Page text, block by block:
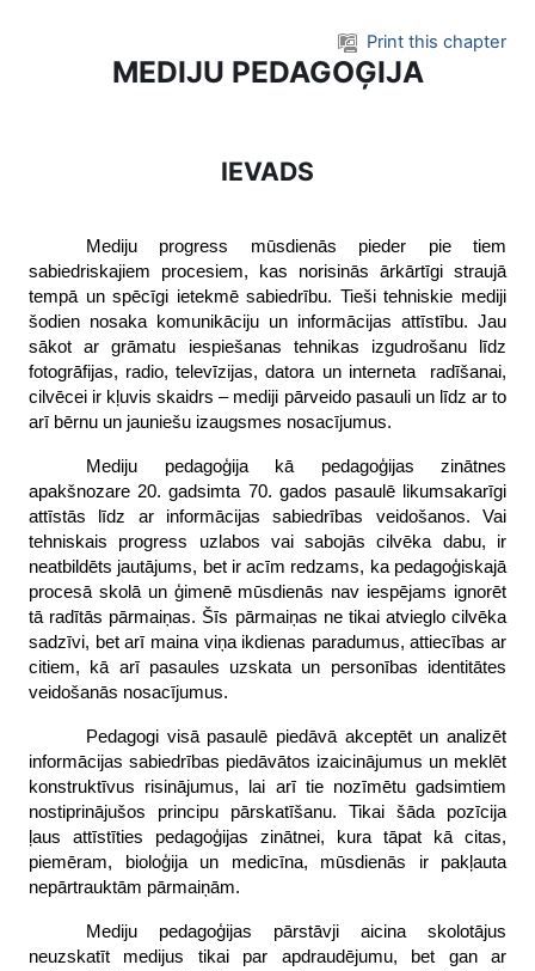
Print this chapter
MEDIJU PEDAGOĢIJA
IEVADS
Mediju progress mūsdienās pieder pie tiem
sabiedriskajiem procesiem, kas norisinās ārkārtīgi straujā
tempā un spēcīgi ietekmē sabiedrību. Tieši tehniskie mediji
šodien nosaka komunikāciju un informācijas attīstību. Jau
sākot ar grāmatu iespiešanas tehnikas izgudrošanu līdz
fotogrāfijas, radio, televīzijas, datora un interneta
radīšanai,
cilvēcei ir kļuvis skaidrs – mediji pārveido pasauli un līdz ar to
arī bērnu un jauniešu izaugsmes nosacījumus.
Mediju pedagoģija kā pedagoģijas zinātnes
apakšnozare 20. gadsimta 70. gados pasaulē likumsakarīgi
attīstās līdz ar informācijas sabiedrības veidošanos. Vai
tehniskais progress uzlabos vai sabojās cilvēka dabu, ir
neatbildēts jautājums, bet ir acīm redzams, ka pedagoģiskajā
procesā skolā un ģimenē mūsdienās nav iespējams ignorēt
tā radītās pārmaiņas. Šīs pārmaiņas ne tikai atvieglo cilvēka
sadzīvi, bet arī maina viņa ikdienas paradumus, attiecības ar
citiem, kā arī pasaules uzskata un personības identitātes
veidošanās nosacījumus.
Pedagogi visā pasaulē piedāvā akceptēt un analizēt
informācijas sabiedrības piedāvātos izaicinājumus un meklēt
konstruktīvus risinājumus, lai arī tie nozīmētu gadsimtiem
nostiprinājušos principu pārskatīšanu. Tikai šāda pozīcija
ļaus attīstīties pedagoģijas zinātnei, kura tāpat kā citas,
piemēram, bioloģija un medicīna, mūsdienās ir pakļauta
nepārtrauktām pārmaiņām.
Mediju pedagoģijas pārstāvji aicina skolotājus
neuzskatīt medijus tikai par apdraudējumu, bet gan ar